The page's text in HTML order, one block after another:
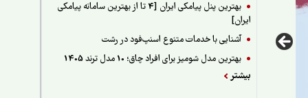
بهترین پنل پیامکی ایران [4 تا از بهترین سامانه پیامکی
ایران]
آشنایی با خدمات متنوع اسنپ‌فود در رشت
بهترین مدل شومیز برای افراد چاق؛ 10 مدل ترند 1405
بیشتر